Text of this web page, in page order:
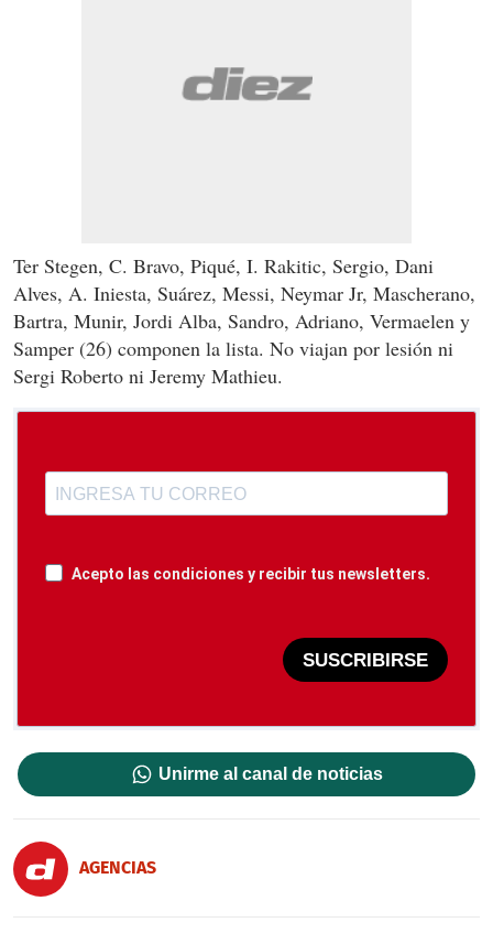
Ter Stegen, C. Bravo, Piqué, I. Rakitic, Sergio, Dani
Alves, A. Iniesta, Suárez, Messi, Neymar Jr, Mascherano,
Bartra, Munir, Jordi Alba, Sandro, Adriano, Vermaelen y
Samper (26) componen la lista. No viajan por lesión ni
Sergi Roberto ni Jeremy Mathieu.
Acepto las condiciones y recibir tus newsletters.
SUSCRIBIRSE
Unirme al canal de noticias
AGENCIAS